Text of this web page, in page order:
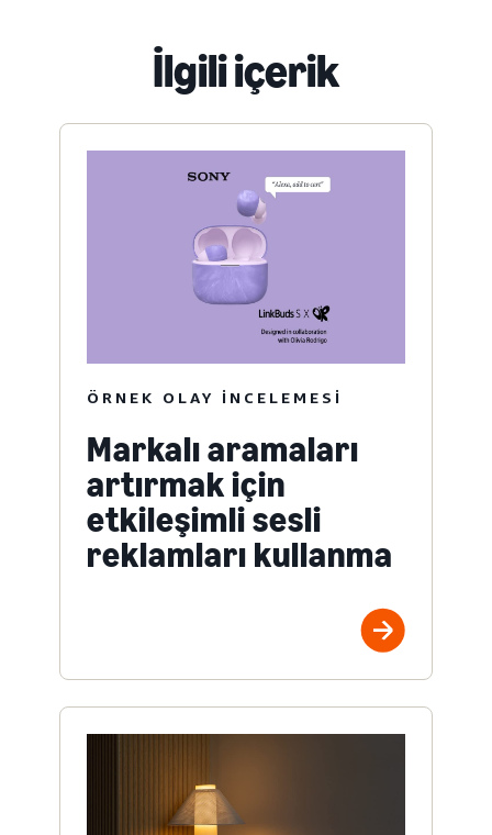
İlgili içerik
ÖRNEK OLAY INCELEMESI
Markalı aramaları
artırmak için
etkileşimli sesli
reklamları kullanma